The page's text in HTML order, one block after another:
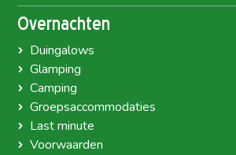
Overnachten
Duingalows
Glamping
Camping
Groepsaccommodaties
Last minute
Voorwaarden